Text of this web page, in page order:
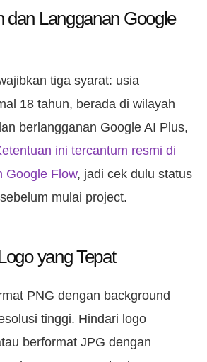
dan Langganan Google
tiga syarat: usia
18 tahun, berada di wilayah
berlangganan Google AI Plus,
ini tercantum resmi di
Google Flow, jadi cek dulu status
mulai project.
yang Tepat
PNG dengan background
tinggi. Hindari logo
berformat JPG dengan